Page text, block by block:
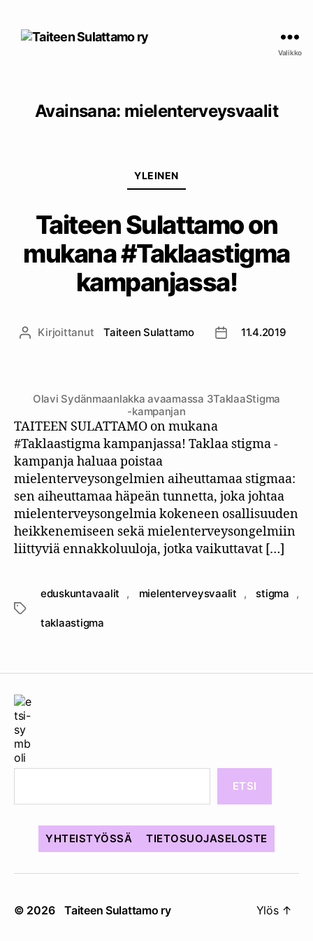
Valikko
Avainsana: mielenterveysvaalit
YLEINEN
Taiteen Sulattamo on
mukana #Taklaastigma
kampanjassa!
Kirjoittaja
Kirjoittanut Taiteen Sulattamo 11.4.2019
Olavi Sydänmaanlakka avaamassa 3TaklaaStigma
-kampanjan
TAITEEN SULATTAMO on mukana
#Taklaastigma kampanjassa! Taklaa stigma -
kampanja haluaa poistaa
mielenterveysongelmien aiheuttamaa stigmaa:
sen aiheuttamaa häpeän tunnetta, joka johtaa
mielenterveysongelmia kokeneen osallisuuden
heikkenemiseen sekä mielenterveysongelmiin
liittyviä ennakkoluuloja, jotka vaikuttavat […]
Avainsanat
eduskuntavaalit , mielenterveysvaalit , stigma ,
taklaastigma
ETSI
YHTEISTYÖSSÄ TIETOSUOJASELOSTE
© 2026 Taiteen Sulattamo ry Ylös ↑